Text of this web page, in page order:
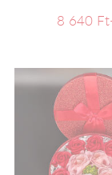
8 640